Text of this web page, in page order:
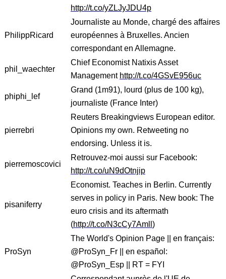
http://t.co/yZLJyJDU4p
PhilippRicard
Journaliste au Monde, chargé des affaires
européennes à Bruxelles. Ancien
correspondant en Allemagne.
phil_waechter
Chief Economist Natixis Asset
Management http://t.co/4GSvE956uc
phiphi_lef
Grand (1m91), lourd (plus de 100 kg),
journaliste (France Inter)
pierrebri
Reuters Breakingviews European editor.
Opinions my own. Retweeting no
endorsing. Unless it is.
pierremoscovici
Retrouvez-moi aussi sur Facebook:
http://t.co/uN9dOtnjip
pisaniferry
Economist. Teaches in Berlin. Currently
serves in policy in Paris. New book: The
euro crisis and its aftermath
(http://t.co/N3cCy7Amll )
ProSyn
The World's Opinion Page || en français:
@ProSyn_Fr || en español:
@ProSyn_Esp || RT = FYI